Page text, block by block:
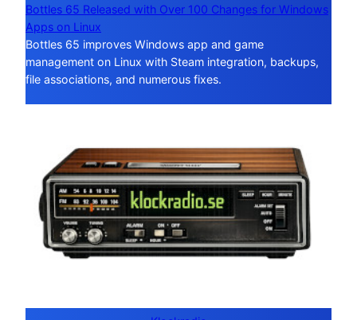
Bottles 65 Released with Over 100 Changes for Windows
Apps on Linux
Bottles 65 improves Windows app and game
management on Linux with Steam integration, backups,
file associations, and numerous fixes.